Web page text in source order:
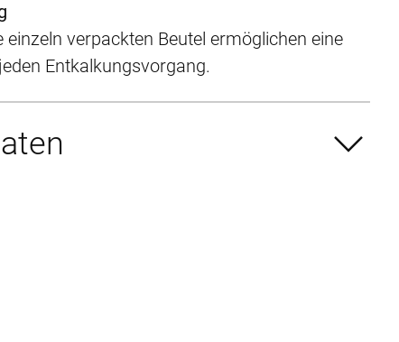
einzeln verpackten Beutel ermöglichen eine
Entkalkungsvorgang.